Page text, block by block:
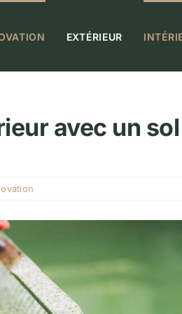
EXTÉRIEUR
avec un